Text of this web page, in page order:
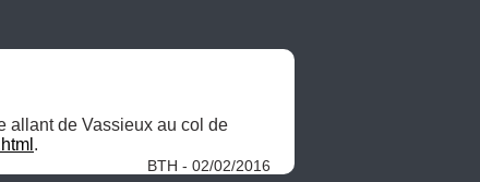
allant de Vassieux au col de
.
BTH - 02/02/2016